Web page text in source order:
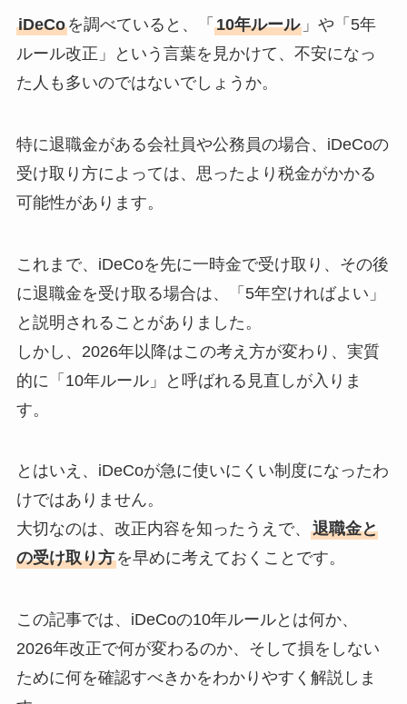
iDeCoを調べていると、「 10年ルール」や「5年
ルール改正」という言葉を見かけて、不安になっ
た人も多いのではないでしょうか。
特に退職金がある会社員や公務員の場合、iDeCoの
受け取り方によっては、思ったより税金がかかる
可能性があります。
これまで、iDeCoを先に一時金で受け取り、その後
に退職金を受け取る場合は、「5年空ければよい」
と説明されることがありました。
しかし、2026年以降はこの考え方が変わり、実質
的に「10年ルール」と呼ばれる見直しが入りま
す。
とはいえ、iDeCoが急に使いにくい制度になったわ
けではありません。
大切なのは、改正内容を知ったうえで、 退職金と
の受け取り方を早めに考えておくことです。
この記事では、iDeCoの10年ルールとは何か、
2026年改正で何が変わるのか、そして損をしない
ために何を確認すべきかをわかりやすく解説しま